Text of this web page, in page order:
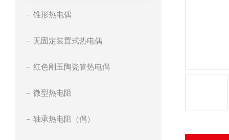
锥形热电偶
无固定装置式热电偶
红色刚玉陶瓷管热电偶
微型热电阻
轴承热电阻（偶）